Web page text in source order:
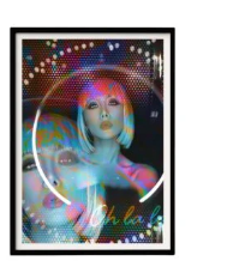
Les
options
peuvent
être
choisies
sur
la
page